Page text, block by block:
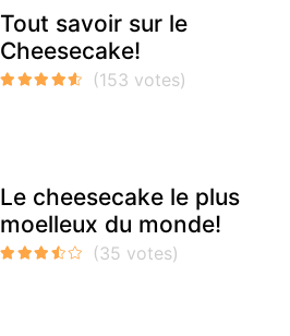
Tout savoir sur le
Cheesecake!
Le cheesecake le plus
moelleux du monde!